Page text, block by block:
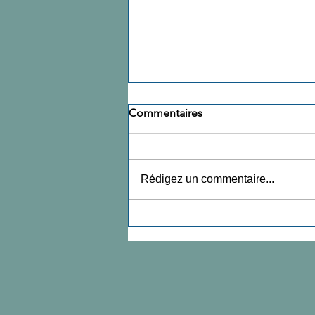
Commentaires
Rédigez un commentaire...